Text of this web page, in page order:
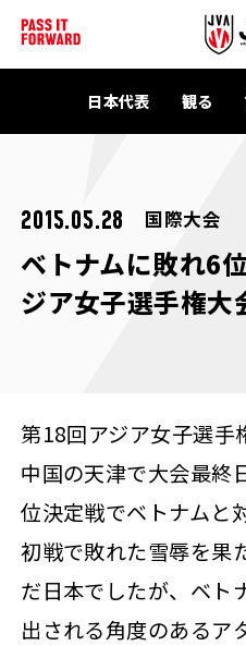
日本代表 観る
2015.05.28 国際大会
ベトナムに敗れ6
ジア女子選手権大
第18回アジア女子選手
中国の天津で大会最終
位決定戦でベトナムと
初戦で敗れた雪辱を果
だ日本でしたが、ベト
出される角度のあるア